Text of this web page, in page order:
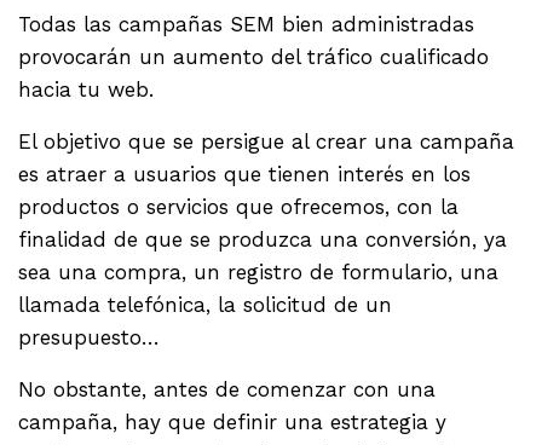
Todas las campañas SEM bien administradas
provocarán un aumento del tráfico cualificado
hacia tu web.
El objetivo que se persigue al crear una campaña
es atraer a usuarios que tienen interés en los
productos o servicios que ofrecemos, con la
finalidad de que se produzca una conversión, ya
sea una compra, un registro de formulario, una
llamada telefónica, la solicitud de un
presupuesto…
No obstante, antes de comenzar con una
campaña, hay que definir una estrategia y